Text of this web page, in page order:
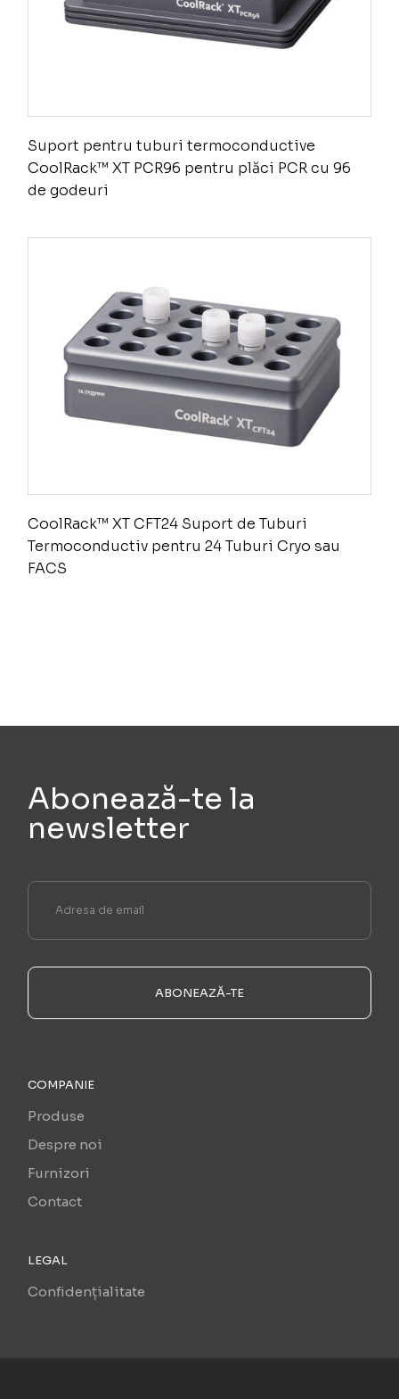
Suport pentru tuburi termoconductive
CoolRack™ XT PCR96 pentru plăci PCR cu 96
de godeuri
CoolRack™ XT CFT24 Suport de Tuburi
Termoconductiv pentru 24 Tuburi Cryo sau
FACS
Abonează-te la
newsletter
ABONEAZĂ-TE
COMPANIE
Produse
Despre noi
Furnizori
Contact
LEGAL
Confidențialitate